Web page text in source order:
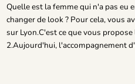
Quelle est la femme qui n'a pas eu
changer de look ? Pour cela, vous
sur Lyon.C'est ce que vous
2.Aujourd'hui, l'accompagnement